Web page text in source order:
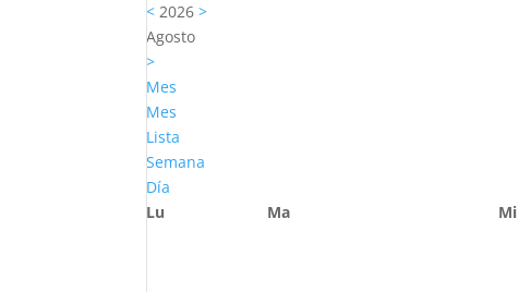
< 2026>
Agosto
>
Mes
Mes
Lista
Semana
Día
Lu
Ma Mi